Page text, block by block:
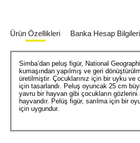
Ürün Özellikleri Banka Hesap Bilgileri
Simba’dan peluş figür, National
kumaşından yapılmış ve geri
üretilmiştir. Çocuklarınız için bir uyku ve
için tasarlandı. Peluş oyuncak 25 cm
yavru bir hayvan gibi çocukların gözlerini
hayvandır. Pelüş figür, sarılma için bir
için uygundur.